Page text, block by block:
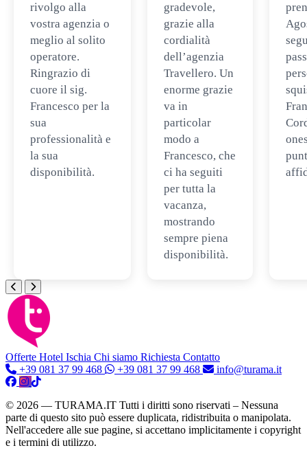
rivolgo alla
vostra agenzia o
meglio al solito
operatore.
Ringrazio di
cuore il sig.
Francesco per la
sua
professionalità e
la sua
disponibilità.
gradevole,
grazie alla
cordialità
dell’agenzia
Travellero. Un
enorme grazie
va in
particolar
modo a
Francesco, che
ci ha seguiti
per tutta la
vacanza,
mostrando
sempre piena
disponibilità.
Offerte Hotel Ischia Chi siamo Richiesta Contatto
+39 081 37 99 468
+39 081 37 99 468 info@turama.it
© 2026 — TURAMA.IT Tutti i diritti sono riservati – Nessuna
parte di questo sito può essere duplicata, ridistribuita o manipolata.
Nell'accedere alle sue pagine, si accettano implicitamente i copyright
e i termini di utilizzo.